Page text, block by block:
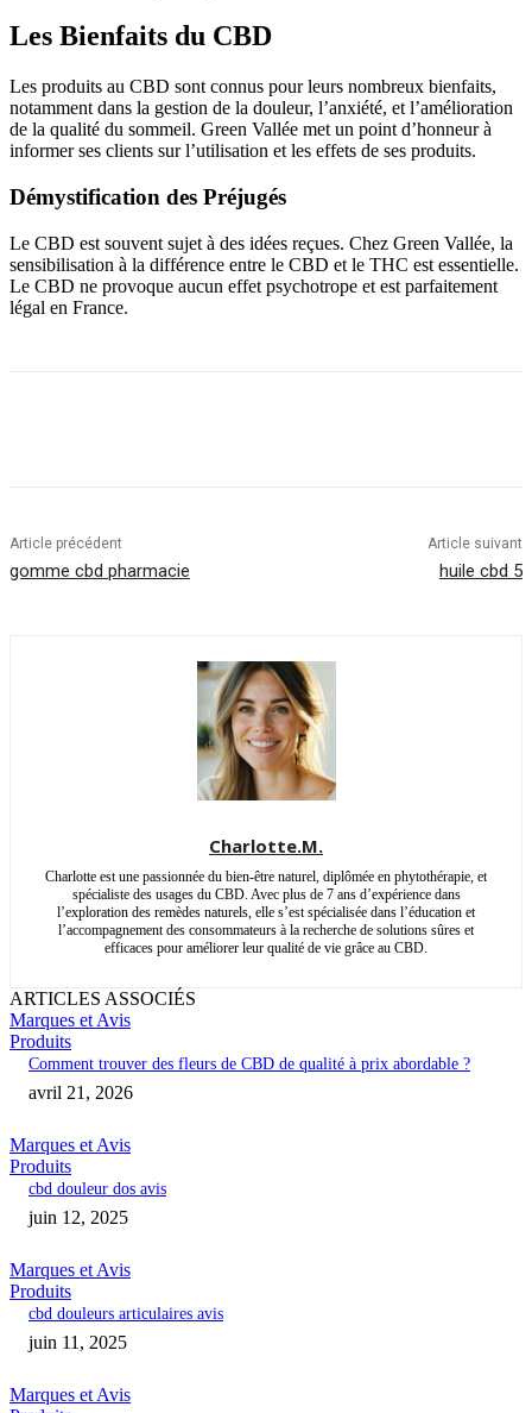
Les Bienfaits du CBD
Les produits au CBD sont connus pour leurs nombreux bienfaits,
notamment dans la gestion de la douleur, l’anxiété, et l’amélioration
de la qualité du sommeil. Green Vallée met un point d’honneur à
informer ses clients sur l’utilisation et les effets de ses produits.
Démystification des Préjugés
Le CBD est souvent sujet à des idées reçues. Chez Green Vallée, la
sensibilisation à la différence entre le CBD et le THC est essentielle.
Le CBD ne provoque aucun effet psychotrope et est parfaitement
légal en France.
Article précédent
gomme cbd pharmacie
Article suivant
huile cbd 5
Charlotte.M.
Charlotte est une passionnée du bien-être naturel, diplômée en phytothérapie, et
spécialiste des usages du CBD. Avec plus de 7 ans d’expérience dans
l’exploration des remèdes naturels, elle s’est spécialisée dans l’éducation et
l’accompagnement des consommateurs à la recherche de solutions sûres et
efficaces pour améliorer leur qualité de vie grâce au CBD.
ARTICLES ASSOCIÉS
Marques et Avis
Produits
Comment trouver des fleurs de CBD de qualité à prix abordable ?
avril 21, 2026
Marques et Avis
Produits
cbd douleur dos avis
juin 12, 2025
Marques et Avis
Produits
cbd douleurs articulaires avis
juin 11, 2025
Marques et Avis